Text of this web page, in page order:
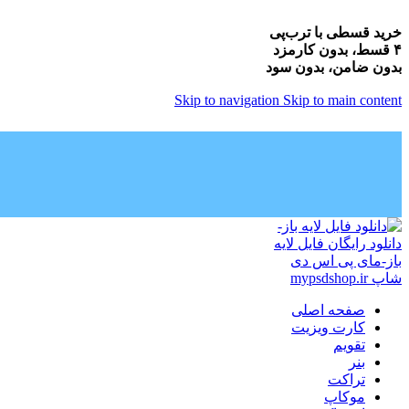
خرید قسطی با ترب‌پی
۴ قسط، بدون کارمزد
بدون ضامن، بدون سود
Skip to navigation Skip to main content
صفحه اصلی
کارت ویزیت
تقویم
بنر
تراکت
موکاپ